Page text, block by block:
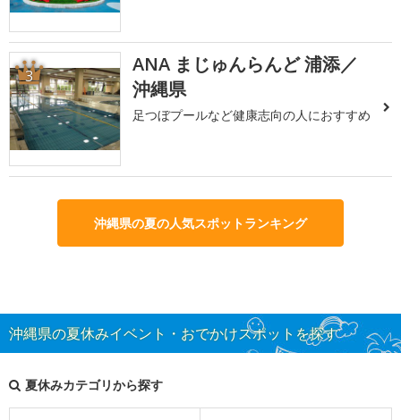
3
ANA まじゅんらんど 浦添／
沖縄県
足つぼプールなど健康志向の人におすすめ
沖縄県の夏の人気スポットランキング
沖縄県の夏休みイベント・おでかけスポットを探す
夏休みカテゴリから探す